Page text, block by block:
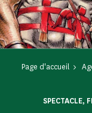
Page d'accueil
SPECTACLE,